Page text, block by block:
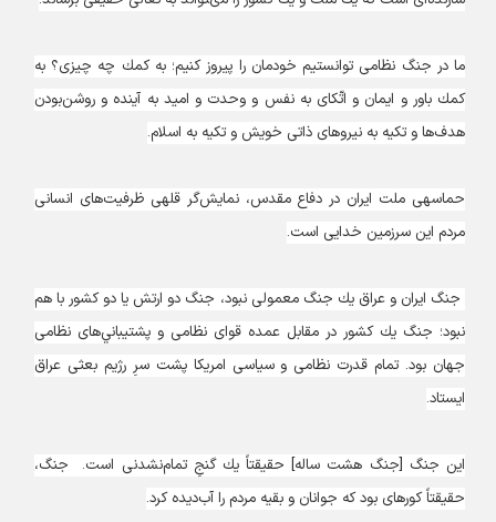
ما در جنگ نظامى توانستيم خودمان را پيروز كنيم؛ به كمك چه چيزى؟ به
كمك باور و ايمان و اتّكاى به نفس و وحدت و اميد به آينده و روشن‌بودن
هدف‌ها و تكيه به نيروهاى ذاتى خويش و تكيه به اسلام.
حماسه‏ى ملت ايران در دفاع مقدس، نمايش‌گر قله‏ى ظرفيت‌هاى انسانى
مردم اين سرزمين خدايى است.
جنگ ايران و عراق يك جنگ معمولى نبود، جنگ دو ارتش يا دو كشور با هم
نبود؛ جنگ يك كشور در مقابل عمده قواى نظامى و پشتيباني‌هاى نظامى
جهان بود. تمام قدرت نظامى و سياسى امريكا پشت سرِ رژيم بعثى عراق
ايستاد.
اين جنگ [جنگ هشت ساله‏] حقيقتاً يك گنجِ تمام‌نشدنى است. جنگ،
حقيقتاً كوره‏اى بود كه جوانان و بقيه مردم را آب‌ديده كرد.